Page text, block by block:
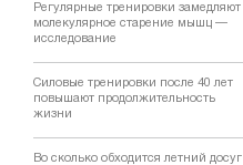
Регулярные тренировки замедляют
молекулярное старение мышц —
исследование
Силовые тренировки после 40 лет
повышают продолжительность
жизни
Во сколько обходится летний досуг